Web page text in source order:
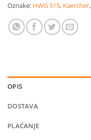
Oznake: HWG 515, Kaercher,
OPIS
DOSTAVA
PLAĆANJE